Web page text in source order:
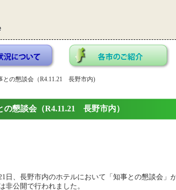
との懇談会（R4.11.21 長野市内)
の懇談会（R4.11.21 長野市内）
日、長野市内のホテルにおいて「知事との懇談会」
非公開で行われました。